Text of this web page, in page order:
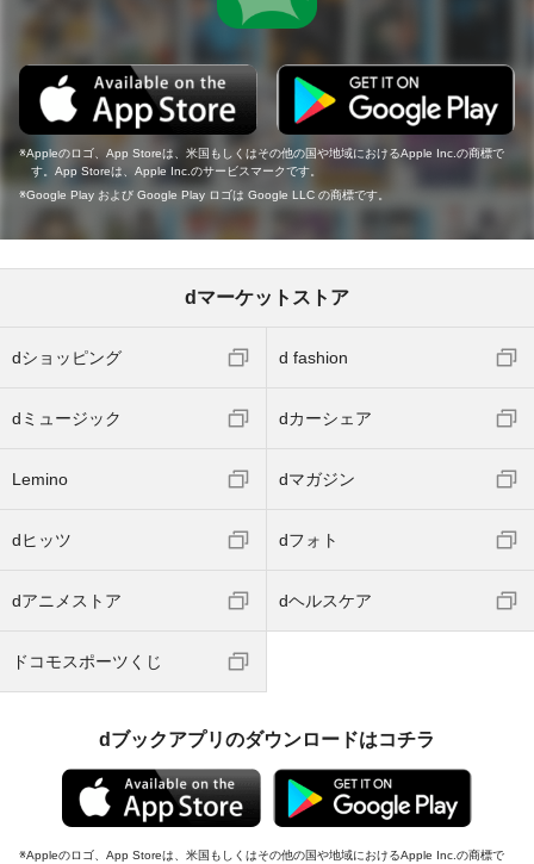
Appleのロゴ、App Storeは、米国もしくはその他の国や地域におけるApple Inc.の商標で
す。App Storeは、Apple Inc.のサービスマークです。
Google Play および Google Play ロゴは Google LLC の商標です。
dマーケットストア
dショッピング d fashion
dミュージック dカーシェア
Lemino dマガジン
dヒッツ dフォト
dアニメストア dヘルスケア
ドコモスポーツくじ
dブックアプリのダウンロードはコチラ
Appleのロゴ、App Storeは、米国もしくはその他の国や地域におけるApple Inc.の商標で